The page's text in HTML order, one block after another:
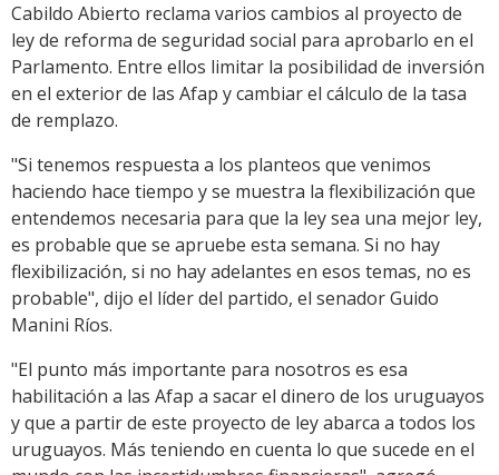
Cabildo Abierto reclama varios cambios al proyecto de
ley de reforma de seguridad social para aprobarlo en el
Parlamento. Entre ellos limitar la posibilidad de inversión
en el exterior de las Afap y cambiar el cálculo de la tasa
de remplazo.
"Si tenemos respuesta a los planteos que venimos
haciendo hace tiempo y se muestra la flexibilización que
entendemos necesaria para que la ley sea una mejor ley,
es probable que se apruebe esta semana. Si no hay
flexibilización, si no hay adelantes en esos temas, no es
probable", dijo el líder del partido, el senador Guido
Manini Ríos.
"El punto más importante para nosotros es esa
habilitación a las Afap a sacar el dinero de los uruguayos
y que a partir de este proyecto de ley abarca a todos los
uruguayos. Más teniendo en cuenta lo que sucede en el